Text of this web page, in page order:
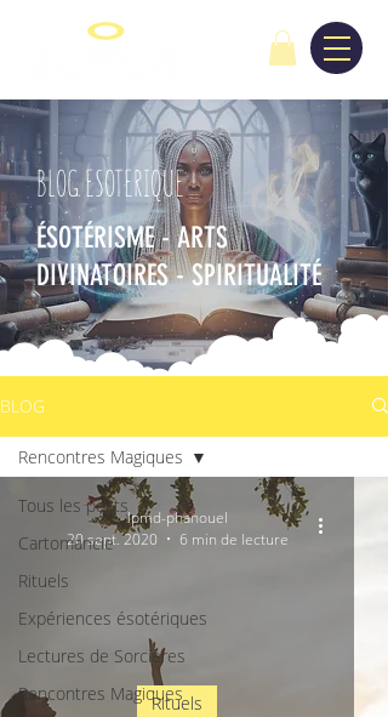
BLOG ESOTERIQUE
ÉSOTÉRISME - ARTS
DIVINATOIRES - SPIRITUALITÉ
BLOG
Tous les posts
Cartomancie
Rituels
Expériences ésotériques
Lectures de Sorcières
Rencontres Magiques
Rencontres Magiques
Rituels
lpmd-phanouel
20 sept. 2020
6 min de lecture